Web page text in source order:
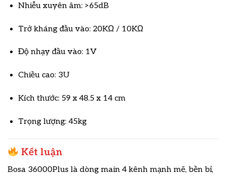
Nhiễu xuyên âm: >65dB
Trở kháng đầu vào: 20KΩ / 10KΩ
Độ nhạy đầu vào: 1V
Chiều cao: 3U
Kích thước: 59 x 48.5 x 14 cm
Trọng lượng: 45kg
Kết luận
Bosa 36000Plus là dòng main 4 kênh mạnh mẽ, bền bỉ,